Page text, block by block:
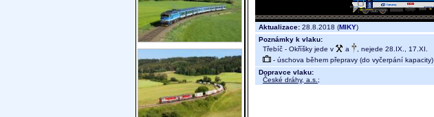
Aktualizace: 28.8.2018 (MIKY)
Poznámky k vlaku:
Třebíč - Okříšky jede v
a
, nejede 28.IX., 17.XI.
- úschova během přepravy (do vyčerpání kapacity)
Dopravce vlaku:
České dráhy, a.s. ;